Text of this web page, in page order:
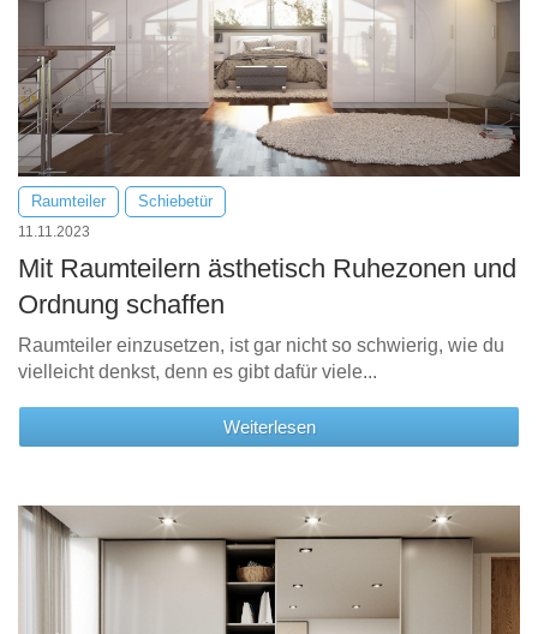
Raumteiler Schiebetür
11.11.2023
Mit Raumteilern ästhetisch Ruhezonen und
Ordnung schaffen
Raumteiler einzusetzen, ist gar nicht so schwierig, wie du
vielleicht denkst, denn es gibt dafür viele...
Weiterlesen